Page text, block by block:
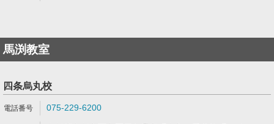
馬渕教室
四条烏丸校
075-229-6200